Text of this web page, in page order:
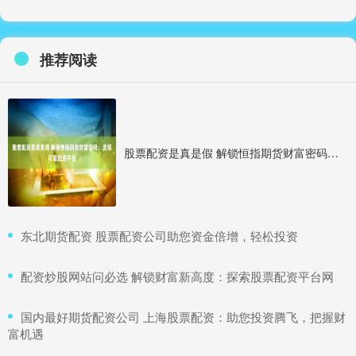
推荐阅读
股票配资是真是假 解锁恒指期货财富密码：选择可靠配资平台
​东北期货配资 股票配资公司助您资金倍增，轻松投资
​配资炒股网站问必选 解锁财富新高度：探索股票配资平台网
​国内最好期货配资公司 上海股票配资：助您投资腾飞，把握财
富机遇